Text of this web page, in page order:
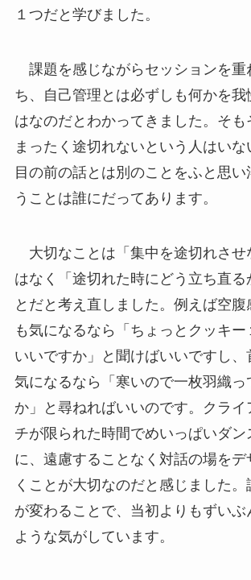
１つだと学びました。
課題を感じながらセッションを重
ち、自己管理とは必ずしも何かを我
はなのだとわかってきました。そも
まったく途切れないという人はいな
目の前の話とは別のことをふと思い
うことは誰にだってあります。
大切なことは「集中を途切れさせ
はなく「途切れた時にどう立ち直る
とだと考え直しました。例えば空腹
も気になるなら「ちょっとクッキー
いいですか」と聞けばいいですし、
気になるなら「寒いので一枚羽織っ
か」と尋ねればいいのです。クライ
チが限られた時間でめいっぱいダン
に、遠慮することなく対話の場をデ
くことが大切なのだと感じました
が変わることで、当初よりもずいぶ
ような気がしています。